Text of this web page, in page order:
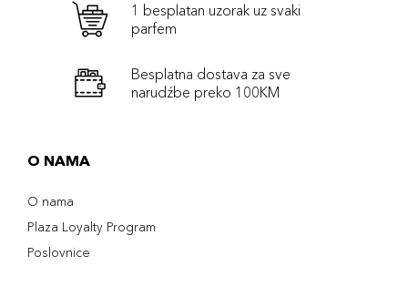
1 besplatan uzorak uz svaki
parfem
Besplatna dostava za sve
narudźbe preko 100KM
O NAMA
O nama
Plaza Loyalty Program
Poslovnice